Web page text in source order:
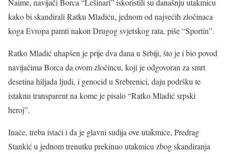
Naime, navijači Borca “Lešinari” iskoristili su današnju utakmicu
kako bi skandirali Ratku Mladiću, jednom od najvećih zločinaca
koga Evropa pamti nakon Drugog svjetskog rata, piše “Sportin”.
Ratko Mladić uhapšen je prije dva dana u Srbiji, što je i bio povod
navijačima Borca da ovom zločincu, koji je odgovoran za smrt
desetina hiljada ljudi, i genocid u Srebrenici, daju podršku te
istaknu transparent na kome je pisalo “Ratko Mladić srpski
heroj”.
Inače, treba istaći i da je glavni sudija ove utakmice, Predrag
Stankić u jednom trenutku prekinuo utakmicu zbog skandiranja